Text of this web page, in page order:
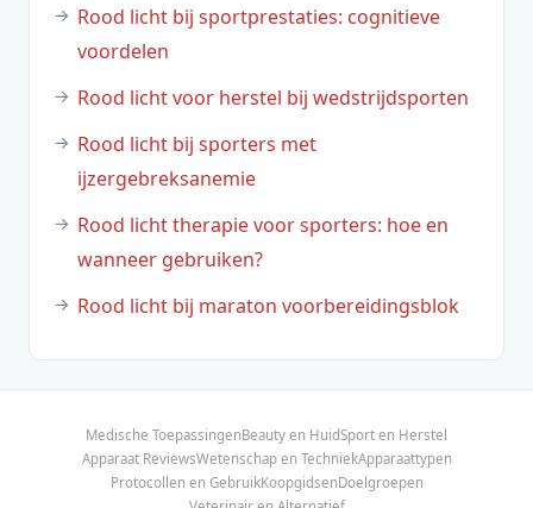
Rood licht bij sportprestaties: cognitieve
voordelen
Rood licht voor herstel bij wedstrijdsporten
Rood licht bij sporters met
ijzergebreksanemie
Rood licht therapie voor sporters: hoe en
wanneer gebruiken?
Rood licht bij maraton voorbereidingsblok
Medische ToepassingenBeauty en HuidSport en Herstel
Apparaat ReviewsWetenschap en TechniekApparaattypen
Protocollen en GebruikKoopgidsenDoelgroepen